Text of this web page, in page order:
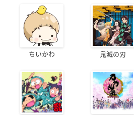
ちいかわ 鬼滅の刃